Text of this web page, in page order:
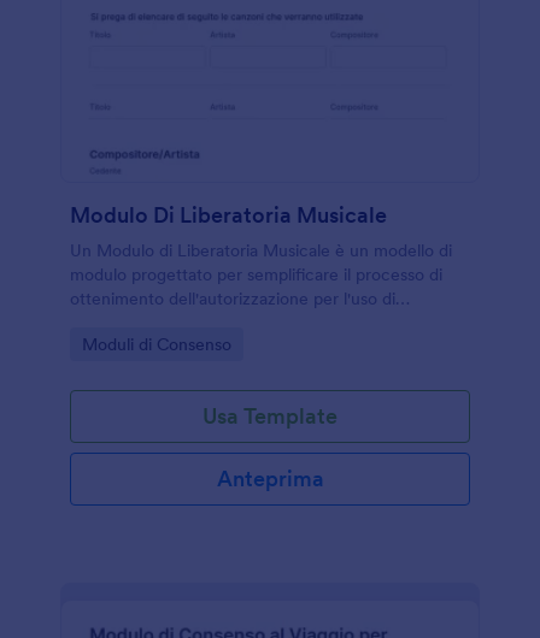
Modulo Di Liberatoria Musicale
Un Modulo di Liberatoria Musicale è un modello di
modulo progettato per semplificare il processo di
ottenimento dell'autorizzazione per l'uso di
Go to Category:
Moduli di Consenso
Usa Template
Anteprima